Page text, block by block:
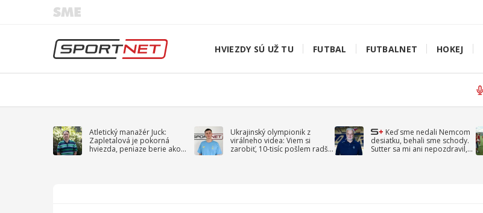
HVIEZDY SÚ UŽ TU FUTBAL FUTBALNET HOKEJ
Atletický manažér Juck:
Zapletalová je pokorná
hviezda, peniaze berie ako
Ukrajinský olympionik z
virálneho videa: Viem si
zarobiť, 10-tisíc pošlem radšej
Keď sme nedali Nemcom
desiatku, behali sme schody.
Sutter sa mi ani nepozdravil,